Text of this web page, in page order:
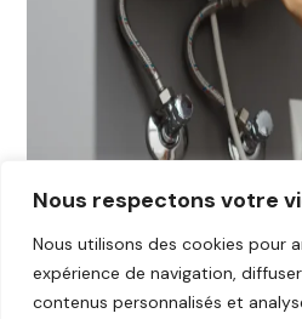
Nous respectons votre
Nous utilisons des cookies pour
expérience de navigation,
contenus personnalisés et